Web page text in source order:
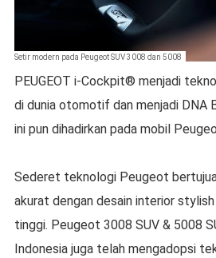
Setir modern pada Peugeot SUV 3008 dan 5008
PEUGEOT i-Cockpit® menjadi
di dunia otomotif dan menjadi DNA
ini pun dihadirkan pada mobil
Sederet teknologi Peugeot
akurat dengan desain interior
tinggi. Peugeot 3008 SUV & 5008
Indonesia juga telah mengadopsi